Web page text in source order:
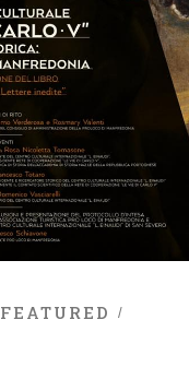
FEATURED